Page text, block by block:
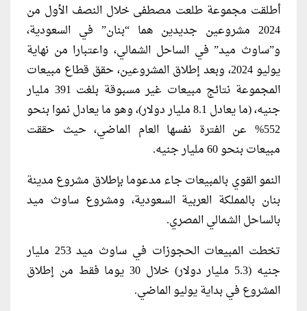
أطلقت مجموعة طلعت مصطفى خلال النصف الأول من
2024 مشروعين جديدين هما “بنان” في السعودية،
و”ساوث ميد” في الساحل الشمالي، واعتبارا من نهاية
يوليو 2024، وبعد إطلاق المشروعين، حقق قطاع مبيعات
المجموعة نتائج مبيعات غير مسبوقة بلغت 391 مليار
جنيه، (ما يعادل 8.1 مليار دولار)، وهو ما يعادل نموا بنحو
552% عن الفترة نفسها العام الماضي، حيث حققت
مبيعات بنحو 60 مليار جنيه.
النمو القوي بالمبيعات جاء مدعوما بإطلاق مشروع مدينة
بنان بالمملكة العربية السعودية، ومشروع ساوث ميد
بالساحل الشمالي المصري.
تخطت المبيعات الحجوزات في ساوث ميد 253 مليار
جنيه (5.3 مليار دولار) خلال 30 يوما فقط من إطلاق
المشروع في بداية يوليو الماضي.